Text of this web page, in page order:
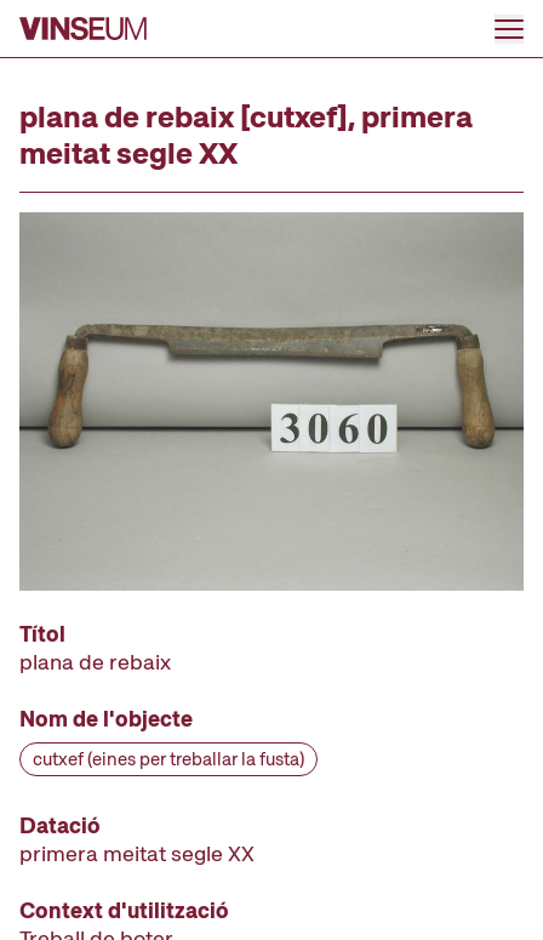
Anar al contingut
plana de rebaix [cutxef], primera
meitat segle XX
Títol
plana de rebaix
Nom de l'objecte
cutxef (eines per treballar la fusta)
Datació
primera meitat segle XX
Context d'utilització